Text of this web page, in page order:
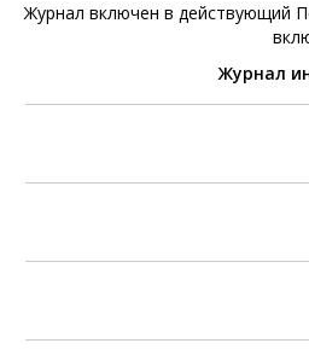
Журнал включен в действующий
Журнал